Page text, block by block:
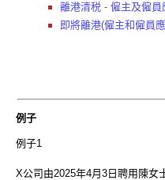
離港清税 - 僱主及僱
即將離港(僱主和僱員
例子
例子1
X公司由2025年4月3日聘用陳女